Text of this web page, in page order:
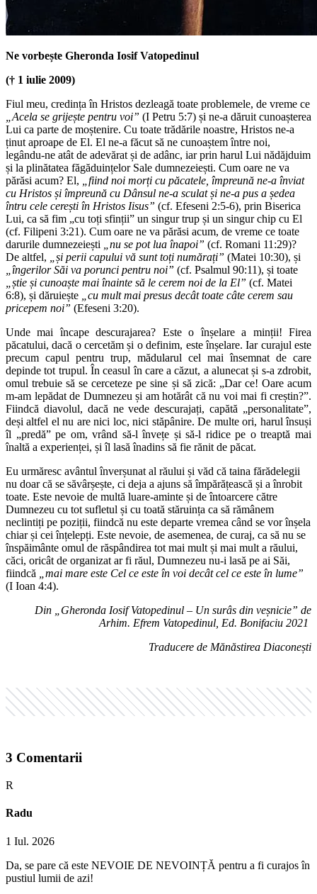
Ne vorbește Gheronda Iosif Vatopedinul
(† 1 iulie 2009)
Fiul meu, credința în Hristos dezleagă toate problemele, de vreme ce
„Acela se grijește pentru voi” (I Petru 5:7) și ne-a dăruit cunoașterea
Lui ca parte de moștenire. Cu toate trădările noastre, Hristos ne-a
ținut aproape de El. El ne-a făcut să ne cunoaștem între noi,
legându-ne atât de adevărat și de adânc, iar prin harul Lui nădăjduim
și la plinătatea făgăduințelor Sale dumnezeiești. Cum oare ne va
părăsi acum? El, „fiind noi morți cu păcatele, împreună ne-a înviat
cu Hristos și împreună cu Dânsul ne-a sculat și ne-a pus a ședea
întru cele cerești în Hristos Iisus” (cf. Efeseni 2:5-6), prin Biserica
Lui, ca să fim „cu toți sfinții” un singur trup și un singur chip cu El
(cf. Filipeni 3:21). Cum oare ne va părăsi acum, de vreme ce toate
darurile dumnezeiești „nu se pot lua înapoi” (cf. Romani 11:29)?
De altfel, „și perii capului vă sunt toți numărați” (Matei 10:30), și
„îngerilor Săi va porunci pentru noi” (cf. Psalmul 90:11), și toate
„știe și cunoaște mai înainte să le cerem noi de la El” (cf. Matei
6:8), și dăruiește „cu mult mai presus decât toate câte cerem sau
pricepem noi” (Efeseni 3:20).
Unde mai încape descurajarea? Este o înșelare a minții! Firea
păcatului, dacă o cercetăm și o definim, este înșelare. Iar curajul este
precum capul pentru trup, mădularul cel mai însemnat de care
depinde tot trupul. În ceasul în care a căzut, a alunecat și s-a zdrobit,
omul trebuie să se cerceteze pe sine și să zică: „Dar ce! Oare acum
m-am lepădat de Dumnezeu și am hotărât că nu voi mai fi creștin?”.
Fiindcă diavolul, dacă ne vede descurajați, capătă „personalitate”,
deși altfel el nu are nici loc, nici stăpânire. De multe ori, harul însuși
îl „predă” pe om, vrând să-l învețe și să-l ridice pe o treaptă mai
înaltă a experienței, și îl lasă înadins să fie rănit de păcat.
Eu urmăresc avântul înverșunat al răului și văd că taina fărădelegii
nu doar că se săvârșește, ci deja a ajuns să împărățească și a înrobit
toate. Este nevoie de multă luare-aminte și de întoarcere către
Dumnezeu cu tot sufletul și cu toată stăruința ca să rămânem
neclintiți pe poziții, fiindcă nu este departe vremea când se vor înșela
chiar și cei înțelepți. Este nevoie, de asemenea, de curaj, ca să nu se
înspăimânte omul de răspândirea tot mai mult și mai mult a răului,
căci, oricât de organizat ar fi răul, Dumnezeu nu-i lasă pe ai Săi,
fiindcă „mai mare este Cel ce este în voi decât cel ce este în lume”
(I Ioan 4:4).
Din „Gheronda Iosif Vatopedinul ‒ Un surâs din veșnicie” de
Arhim. Efrem Vatopedinul, Ed. Bonifaciu 2021
Traducere de Mănăstirea Diaconești
3 Comentarii
R
Radu
1 Iul. 2026
Da, se pare că este NEVOIE DE NEVOINȚĂ pentru a fi curajos în
pustiul lumii de azi!